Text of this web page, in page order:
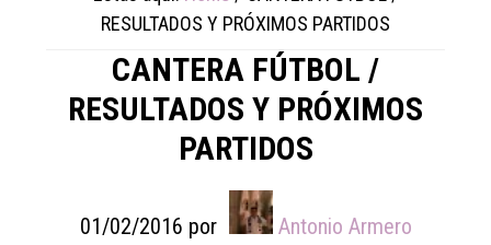
RESULTADOS Y PRÓXIMOS PARTIDOS
CANTERA FÚTBOL /
RESULTADOS Y PRÓXIMOS
PARTIDOS
01/02/2016 por Antonio Armero